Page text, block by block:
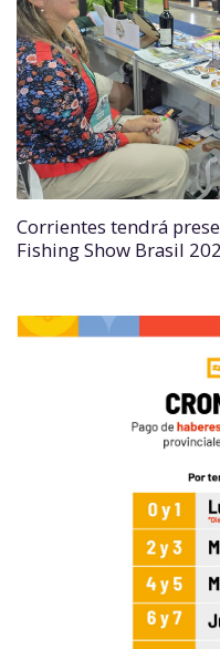
Corrientes tendrá
Fishing Show Brasil